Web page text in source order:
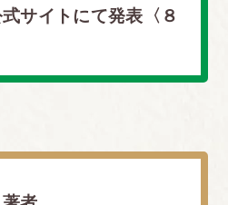
サイトにて発表〈８